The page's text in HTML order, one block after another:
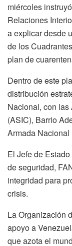
miércoles
Relaciones
a explicar desde
de los
plan de
Dentro de este
distribución
Nacional, con
(ASIC), Barrio
Armada
El Jefe de
de seguridad,
integridad para
crisis.
La Organización
apoyo a
que azota el